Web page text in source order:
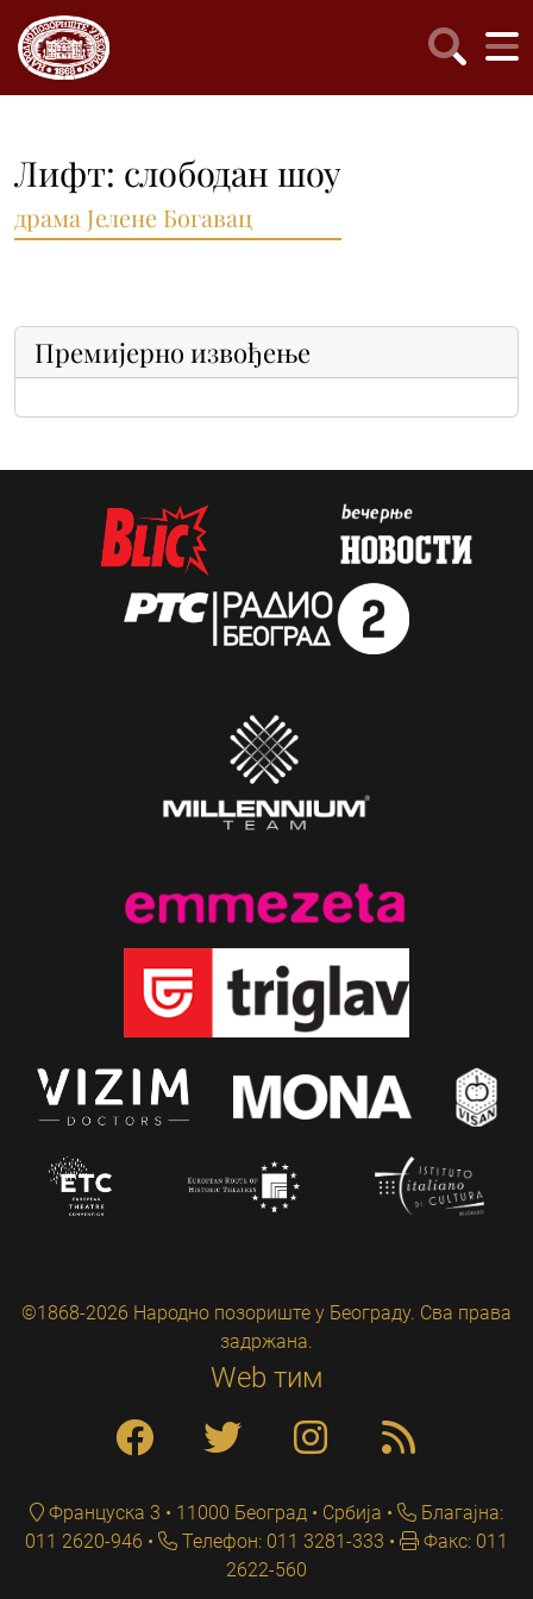
Лифт: слободан шоу
драма Јелене Богавац
Премијерно извођење
©1868-2026 Народно позориште у Београду. Сва права
задржана.
Web тим
Француска 3 • 11000 Београд • Србија
Благајна:
011 2620-946
Телефон: 011 3281-333
Факс: 011
2622-560